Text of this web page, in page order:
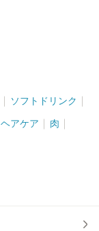
ソフトドリンク
ヘアケア 肉